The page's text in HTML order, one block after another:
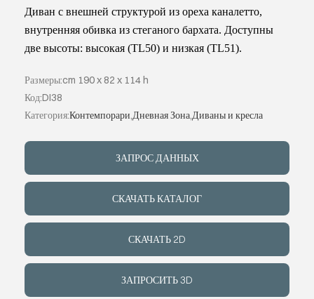
ГАЛЕРЕЯ
О
СОБЫТИЯ
Диван с внешней структурой из ореха каналетто,
внутренняя обивка из стеганого бархата. Доступны
две высоты: высокая (TL50) и низкая (TL51).
Размеры:cm 190 x 82 x 114 h
Код:DI38
Категория:Контемпорари,Дневная Зона,Диваны и кресла
ЗАПРОС ДАННЫХ
СКАЧАТЬ КАТАЛОГ
СКАЧАТЬ 2D
ЗАПРОСИТЬ 3D